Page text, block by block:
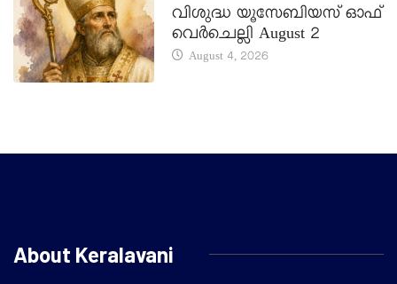
വിശുദ്ധ യൂസേബിയസ് ഓഫ്
വെർചെല്ലി August 2
August 4, 2026
About Keralavani